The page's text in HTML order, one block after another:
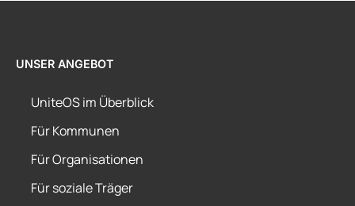
UNSER ANGEBOT
UniteOS im Überblick
Für Kommunen
Für Organisationen
Für soziale Träger